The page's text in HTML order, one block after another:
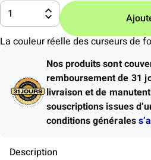
1
La couleur réelle des curseurs de
Nos produits sont
remboursement de 31
livraison et de
souscriptions issues
conditions générales
Description